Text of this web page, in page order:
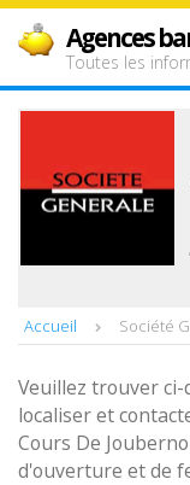
Agences
Toutes les
Accueil Société
Veuillez trouver
localiser et
Cours De
d'ouverture et de